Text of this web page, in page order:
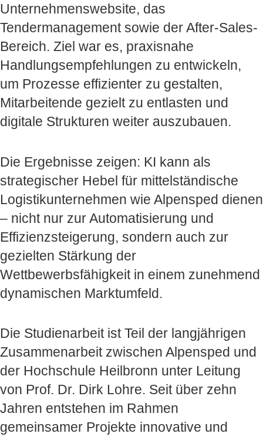
Unternehmenswebsite, das
Tendermanagement sowie der After-Sales-
Bereich. Ziel war es, praxisnahe
Handlungsempfehlungen zu entwickeln,
um Prozesse effizienter zu gestalten,
Mitarbeitende gezielt zu entlasten und
digitale Strukturen weiter auszubauen.
Die Ergebnisse zeigen: KI kann als
strategischer Hebel für mittelständische
Logistikunternehmen wie Alpensped dienen
– nicht nur zur Automatisierung und
Effizienzsteigerung, sondern auch zur
gezielten Stärkung der
Wettbewerbsfähigkeit in einem zunehmend
dynamischen Marktumfeld.
Die Studienarbeit ist Teil der langjährigen
Zusammenarbeit zwischen Alpensped und
der Hochschule Heilbronn unter Leitung
von Prof. Dr. Dirk Lohre. Seit über zehn
Jahren entstehen im Rahmen
gemeinsamer Projekte innovative und